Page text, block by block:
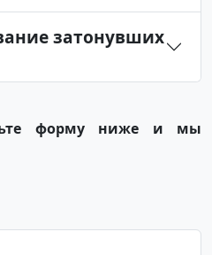
затонувших
форму ниже и мы